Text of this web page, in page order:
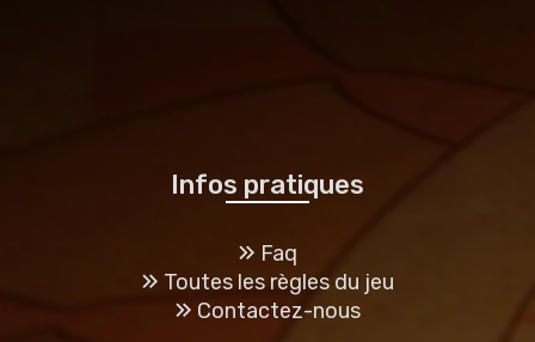
Infos pratiques
Faq
Toutes les règles du jeu
Contactez-nous